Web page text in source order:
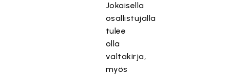
Jokaisella
osallistujalla
tulee
olla
valtakirja,
myös